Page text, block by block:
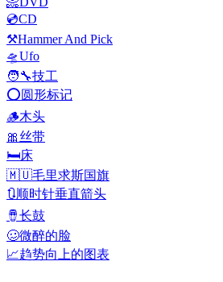
💿CD
⚒️Hammer And Pick
🛸Ufo
🧑‍🔧技工
⭕圆形标记
🪵木头
🎀丝带
🛏️床
🇲🇺毛里求斯国旗
🔃顺时针垂直箭头
🪘长鼓
🥴微醉的脸
📈趋势向上的图表